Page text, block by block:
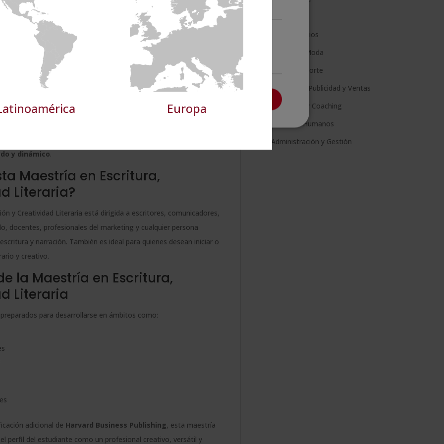
como:
literaria
como el storytelling, el ritmo narrativo, la coherencia
ejercicios de autoevaluación y tutorías personalizadas,
y dinámico.
Maestría en Escritura,
Literaria?
y Creatividad Literaria está dirigida a escritores, comunicadores,
docentes, profesionales del marketing y cualquier persona
y narración. También es ideal para quienes desean iniciar o
y creativo.
la Maestría en Escritura,
Literaria
para desarrollarse en ámbitos como:
adicional de Harvard Business Publishing, esta maestría
perfil del estudiante como un profesional creativo, versátil y
Artes y Oficios
Estética y Moda
Salud y Deporte
Marketing, Publicidad y Ventas
Psicología y Coaching
Recursos Humanos
Administración y Gestión
Europa
LOS SOCIOS
Cookies de
rendimiento
Cookies de
preferencias
Cookies de
funcionalidad